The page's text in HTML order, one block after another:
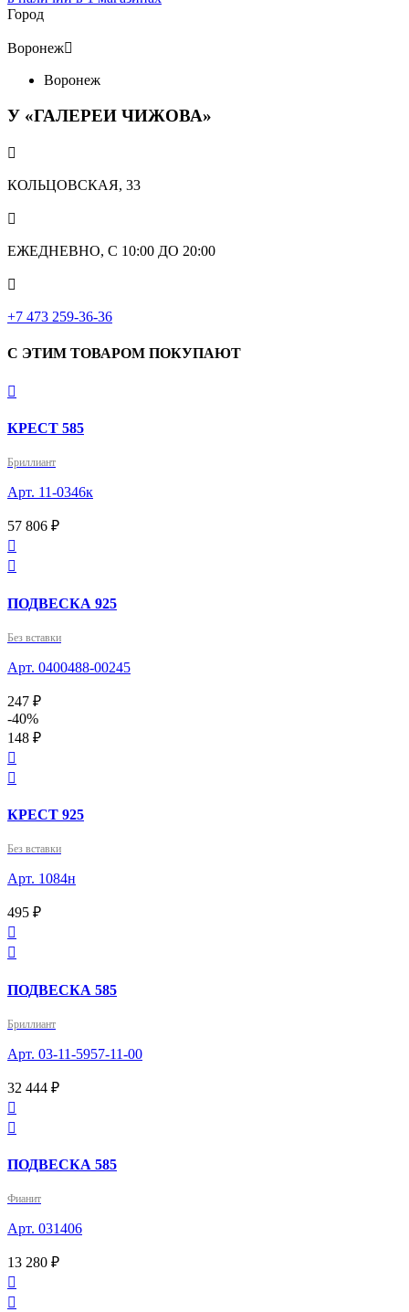
Город
Воронеж
Воронеж
У «ГАЛЕРЕИ ЧИЖОВА»

КОЛЬЦОВСКАЯ, 33

ЕЖЕДНЕВНО, С 10:00 ДО 20:00

‎+7 473 259-36-36
С ЭТИМ ТОВАРОМ ПОКУПАЮТ

КРЕСТ 585
Бриллиант
Арт. 11-0346к
57 806 ₽


ПОДВЕСКА 925
Без вставки
Арт. 0400488-00245
247 ₽
-40%
148 ₽


КРЕСТ 925
Без вставки
Арт. 1084н
495 ₽


ПОДВЕСКА 585
Бриллиант
Арт. 03-11-5957-11-00
32 444 ₽


ПОДВЕСКА 585
Фианит
Арт. 031406
13 280 ₽

